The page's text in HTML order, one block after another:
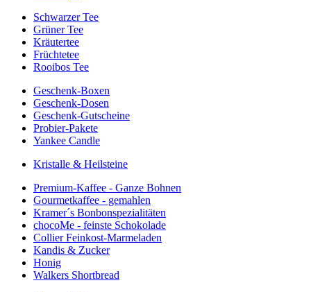
Schwarzer Tee
Grüner Tee
Kräutertee
Früchtetee
Rooibos Tee
Geschenk-Boxen
Geschenk-Dosen
Geschenk-Gutscheine
Probier-Pakete
Yankee Candle
Kristalle & Heilsteine
Premium-Kaffee - Ganze Bohnen
Gourmetkaffee - gemahlen
Kramer´s Bonbonspezialitäten
chocoMe - feinste Schokolade
Collier Feinkost-Marmeladen
Kandis & Zucker
Honig
Walkers Shortbread